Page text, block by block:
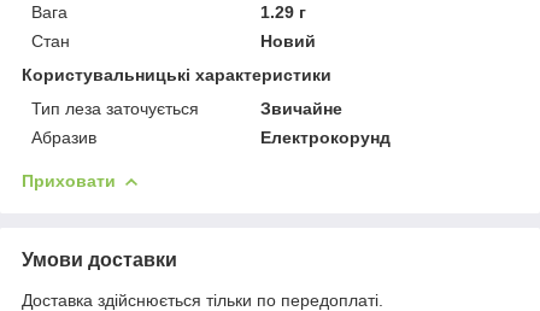
Вага
1.29 г
Стан
Новий
Користувальницькі характеристики
Тип леза заточується
Звичайне
Абразив
Електрокорунд
Приховати
Умови доставки
Доставка здійснюється тільки по передоплаті.